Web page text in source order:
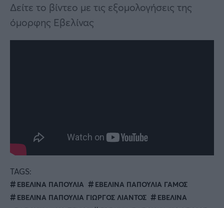
Δείτε το βίντεο με τις εξομολογήσεις της
όμορφης Εβελίνας
TAGS:
ΕΒΕΛΙΝΑ ΠΑΠΟΥΛΙΑ
ΕΒΕΛΙΝΑ ΠΑΠΟΥΛΙΑ ΓΑΜΟΣ
ΕΒΕΛΙΝΑ ΠΑΠΟΥΛΙΑ ΓΙΩΡΓΟΣ ΛΙΑΝΤΟΣ
ΕΒΕΛΙΝΑ